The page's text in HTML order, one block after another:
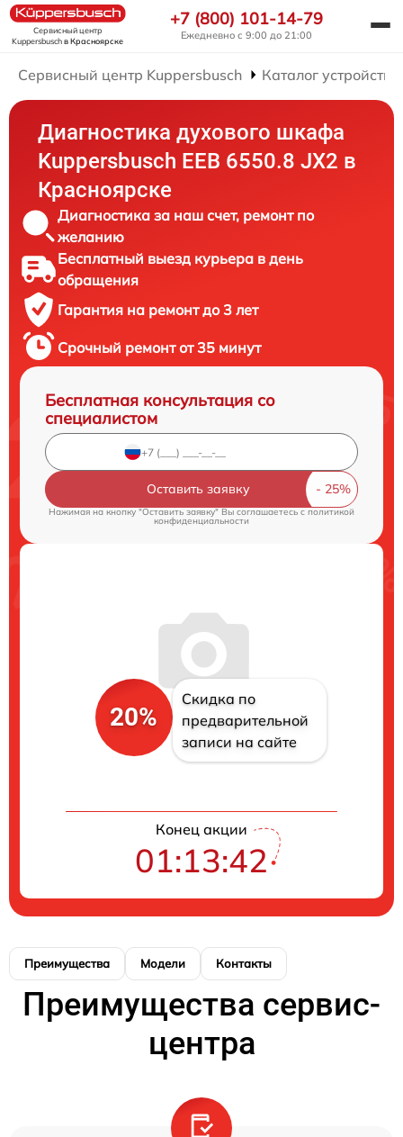
Сервисный центр
Kuppersbuschв Красноярске
+7 (800) 101-14-79
Ежедневно с 9:00 до 21:00
Сервисный центр Kuppersbusch Каталог устройств
Диагностика духового шкафа
Kuppersbusch EEB 6550.8 JX2 в
Красноярске
Диагностика за наш счет, ремонт по
желанию
Бесплатный выезд курьера в день
обращения
Гарантия на ремонт до 3 лет
Срочный ремонт от 35 минут
Бесплатная консультация со
специалистом
Оставить заявку
Нажимая на кнопку "Оставить заявку" Вы соглашаетесь c политикой
конфиденциальности
20%
Скидка по
предварительной
записи на сайте
Конец акции
01:13:42
Преимущества Модели Контакты
Преимущества сервис-
центра